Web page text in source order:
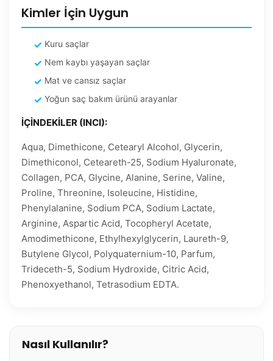
Kimler İçin Uygun
Kuru saçlar
Nem kaybı yaşayan saçlar
Mat ve cansız saçlar
Yoğun saç bakım ürünü arayanlar
İÇİNDEKİLER (INCI):
Aqua, Dimethicone, Cetearyl Alcohol, Glycerin,
Dimethiconol, Ceteareth-25, Sodium Hyaluronate,
Collagen, PCA, Glycine, Alanine, Serine, Valine,
Proline, Threonine, Isoleucine, Histidine,
Phenylalanine, Sodium PCA, Sodium Lactate,
Arginine, Aspartic Acid, Tocopheryl Acetate,
Amodimethicone, Ethylhexylglycerin, Laureth-9,
Butylene Glycol, Polyquaternium-10, Parfum,
Trideceth-5, Sodium Hydroxide, Citric Acid,
Phenoxyethanol, Tetrasodium EDTA.
Nasıl Kullanılır?